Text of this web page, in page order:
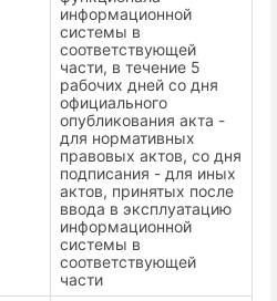
информационной
системы в
соответствующей
части, в течение 5
рабочих дней со дня
официального
опубликования акта -
для нормативных
правовых актов, со дня
подписания - для иных
актов, принятых после
ввода в эксплуатацию
информационной
системы в
соответствующей
части